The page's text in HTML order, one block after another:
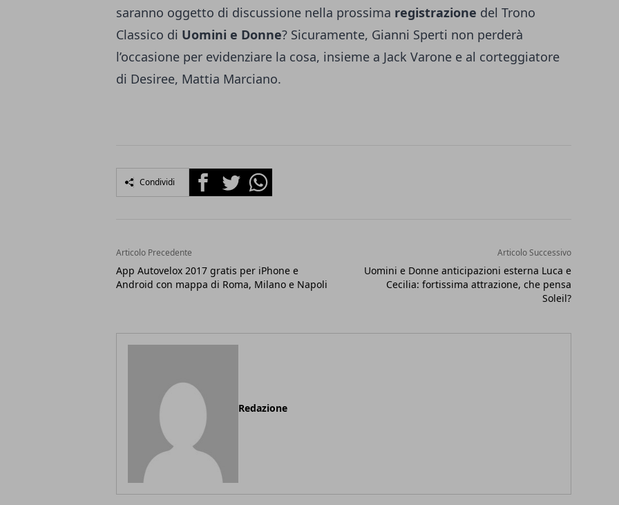
saranno oggetto di discussione nella prossima registrazione del Trono
Classico di Uomini e Donne? Sicuramente, Gianni Sperti non perderà
l’occasione per evidenziare la cosa, insieme a Jack Varone e al corteggiatore
di Desiree, Mattia Marciano.
Condividi FacebookTwitterWhatsapp
Articolo Precedente
App Autovelox 2017 gratis per iPhone e
Android con mappa di Roma, Milano e Napoli
Articolo Successivo
Uomini e Donne anticipazioni esterna Luca e
Cecilia: fortissima attrazione, che pensa
Soleil?
Redazione